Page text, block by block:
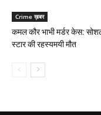
Crime ख़बर
कमल कौर भाभी मर्डर केस:
स्टार की रहस्यमयी मौत